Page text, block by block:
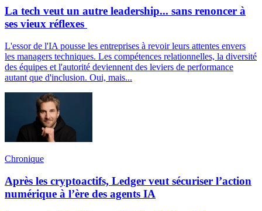
La tech veut un autre leadership... sans renoncer à
ses vieux réflexes
L'essor de l'IA pousse les entreprises à revoir leurs attentes envers
les managers techniques. Les compétences relationnelles, la diversité
des équipes et l'autorité deviennent des leviers de performance
autant que d'inclusion. Oui, mais...
Chronique
Après les cryptoactifs, Ledger veut sécuriser l’action
numérique à l’ère des agents IA